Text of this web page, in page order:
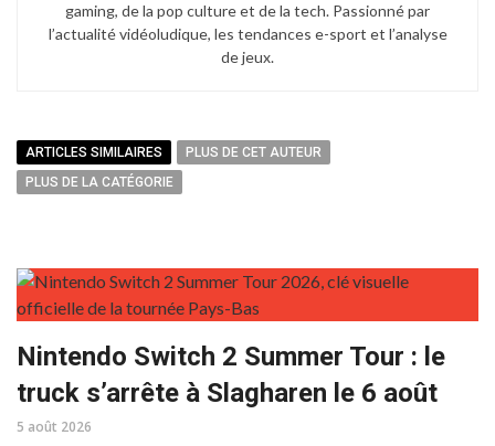
gaming, de la pop culture et de la tech. Passionné par
l’actualité vidéoludique, les tendances e-sport et l’analyse
de jeux.
ARTICLES SIMILAIRES
PLUS DE CET AUTEUR
PLUS DE LA CATÉGORIE
Nintendo Switch 2 Summer Tour : le
truck s’arrête à Slagharen le 6 août
5 août 2026